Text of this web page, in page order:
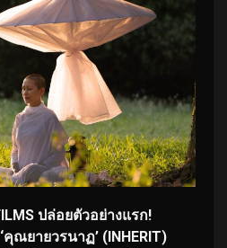
ปล่อยตัวอย่างแรก!
ณยายวรนาฏ’ (INHERIT)